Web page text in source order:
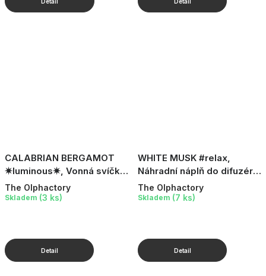
CALABRIAN BERGAMOT
✷luminous✷, Vonná svíčka,
200 g
The Olphactory
Skladem (3 ks)
WHITE MUSK #relax,
Náhradní náplň do difuzéru,
250 ml
The Olphactory
Skladem (7 ks)